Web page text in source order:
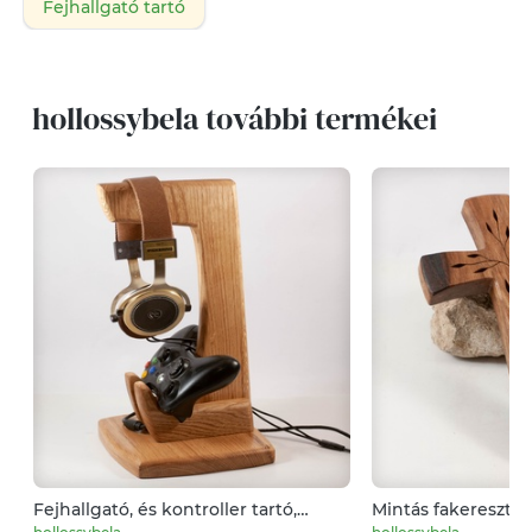
Fejhallgató tartó
hollossybela további termékei
Fejhallgató, és kontroller tartó,
Mintás fakereszt,